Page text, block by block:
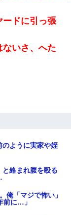
員「え、事前連
る？」ワイ「行
評価スレで写真
二人ほど意外に好
オッサンがい
っ赤にしながら
ードに引っ張
いさ、へた
のように実家や姪
絡まれ腹を殴る
俺「マジで怖い」
前に…」